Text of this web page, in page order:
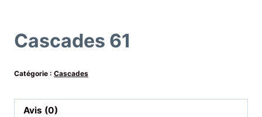
Cascades 61
Catégorie : Cascades
Avis (0)